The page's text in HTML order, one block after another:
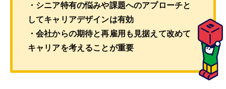
・シニア特有の悩みや課題へのアプローチと
してキャリアデザインは有効
・会社からの期待と再雇用も見据えて改めて
キャリアを考えることが重要